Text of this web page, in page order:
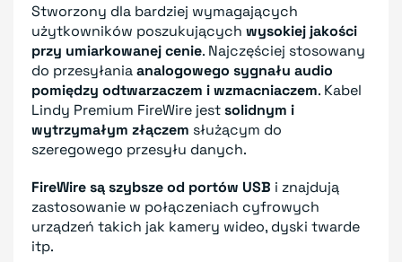
Stworzony dla bardziej wymagających
użytkowników poszukujących wysokiej jakości
przy umiarkowanej cenie. Najczęściej stosowany
do przesyłaniaanalogowego sygnału audio
pomiędzy odtwarzaczem i wzmacniaczem. Kabel
Lindy Premium FireWire jestsolidnym i
wytrzymałym złączem służącym do
szeregowego przesyłu danych.
FireWire są szybsze od portów USB i znajdują
zastosowanie w połączeniach cyfrowych
urządzeń takich jak kamery wideo, dyski twarde
itp.